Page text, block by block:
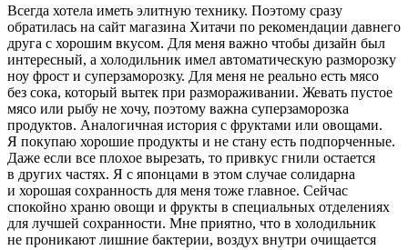
Всегда хотела иметь элитную технику. Поэтому сразу
обратилась на сайт магазина Хитачи по рекомендации давнего
друга с хорошим вкусом. Для меня важно чтобы дизайн был
интересный, а холодильник имел автоматическую разморозку
ноу фрост и суперзаморозку. Для меня не реально есть мясо
без сока, который вытек при размораживании. Жевать пустое
мясо или рыбу не хочу, поэтому важна суперзаморозка
продуктов. Аналогичная история с фруктами или овощами.
Я покупаю хорошие продукты и не стану есть подпорченные.
Даже если все плохое вырезать, то привкус гнили остается
в других частях. Я с японцами в этом случае солидарна
и хорошая сохранность для меня тоже главное. Сейчас
спокойно храню овощи и фрукты в специальных отделениях
для лучшей сохранности. Мне приятно, что в холодильник
не проникают лишние бактерии, воздух внутри очищается